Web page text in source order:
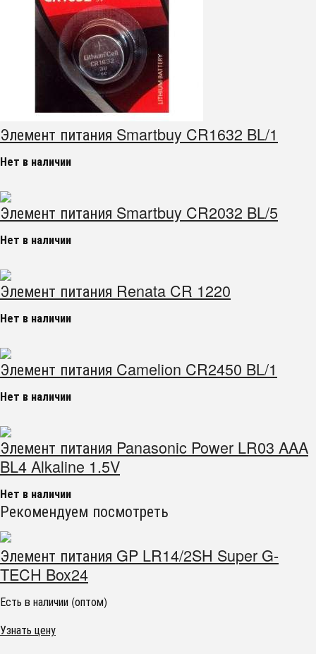
Элемент питания Smartbuy CR1632 BL/1
Нет в наличии
Элемент питания Smartbuy CR2032 BL/5
Нет в наличии
Элемент питания Renata CR 1220
Нет в наличии
Элемент питания Camelion CR2450 BL/1
Нет в наличии
Элемент питания Panasonic Power LR03 AAA
BL4 Alkaline 1.5V
Нет в наличии
Рекомендуем посмотреть
Элемент питания GP LR14/2SH Super G-
TECH Box24
Есть в наличии (оптом)
Узнать цену